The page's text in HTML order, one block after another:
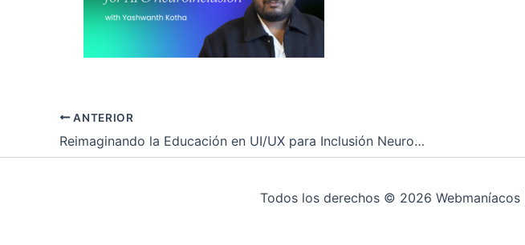
ANTERIOR
Reimaginando la Educación en UI/UX para Inclusión Neurodiversa e Inteligencia Artificial
Todos los derechos © 2026 Webmaníacos